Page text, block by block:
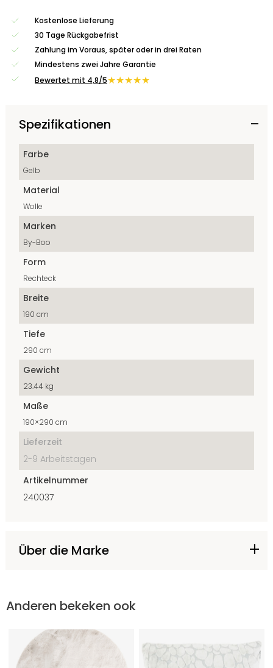
Kostenlose Lieferung
30 Tage Rückgabefrist
Zahlung im Voraus, später oder in drei Raten
Mindestens zwei Jahre Garantie
Bewertet mit 4,8/5★★★★★
Spezifikationen
Farbe
Gelb
Material
Wolle
Marken
By-Boo
Form
Rechteck
Breite
190 cm
Tiefe
290 cm
Gewicht
23.44 kg
Maße
190×290 cm
Lieferzeit
2-9 Arbeitstagen
Artikelnummer
240037
Über die Marke
Anderen bekeken ook